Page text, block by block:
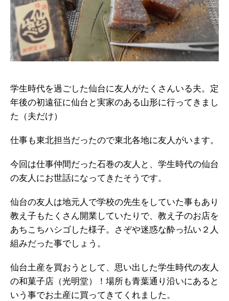
学生時代を過ごした仙台に友人がたくさんいる夫。定
年後の初遠征に仙台と実家のある山形に行ってきまし
た（夫だけ）
仕事も東北担当だったので東北各地に友人がいます。
今回は仕事仲間だった石巻の友人と、学生時代の仙台
の友人にお世話になってきたそうです。
仙台の友人は地元人で学校の先生をしていた事もあり
教え子もたくさん開業していたりで、教え子のお店を
あちこちハシゴした様子。さぞや迷惑な酔っ払い２人
組みだった事でしょう。
仙台土産を買おうとして、思い出した学生時代の友人
の和菓子店（光明堂）！場所も青葉通り沿いにあると
いう事でお土産に買ってきてくれました。